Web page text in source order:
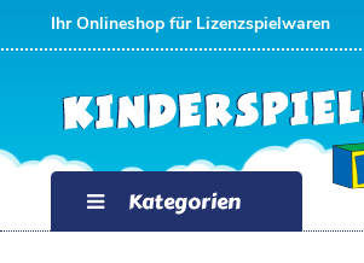
Ihr Onlineshop für Lizenzspielwaren
Kategorien
FILTER